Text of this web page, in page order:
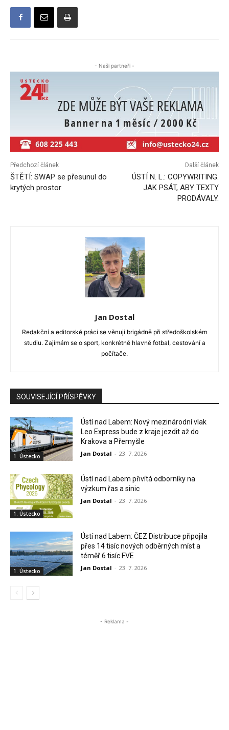
- Naši partneři -
Předchozí článek
ŠTĚTÍ: SWAP se přesunul do
krytých prostor
Další článek
ÚSTÍ N. L.: COPYWRITING.
JAK PSÁT, ABY TEXTY
PRODÁVALY.
Jan Dostal
Redakční a editorské práci se věnuji brigádně při středoškolském
studiu. Zajímám se o sport, konkrétně hlavně fotbal, cestování a
počítače.
SOUVISEJÍCÍ PŘÍSPĚVKY
1. Ústecko
Ústí nad Labem: Nový mezinárodní vlak
Leo Express bude z kraje jezdit až do
Krakova a Přemyšle
Jan Dostal - 23. 7. 2026
1. Ústecko
Ústí nad Labem přivítá odborníky na
výzkum řas a sinic
Jan Dostal - 23. 7. 2026
1. Ústecko
Ústí nad Labem: ČEZ Distribuce připojila
přes 14 tisíc nových odběrných míst a
téměř 6 tisíc FVE
Jan Dostal - 23. 7. 2026
- Reklama -